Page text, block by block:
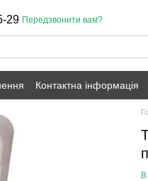
29 Передзвонити вам?
Контактна інформація